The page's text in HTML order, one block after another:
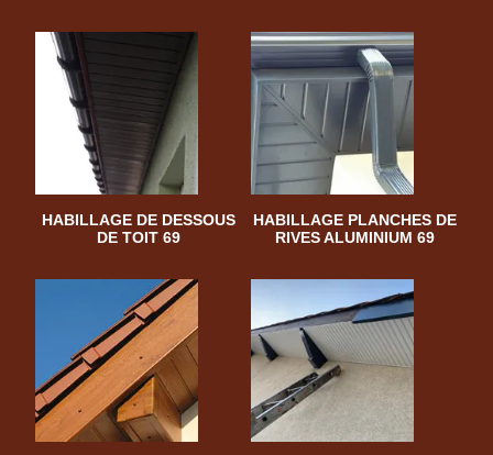
HABILLAGE DE DESSOUS
DE TOIT 69
HABILLAGE PLANCHES DE
RIVES ALUMINIUM 69